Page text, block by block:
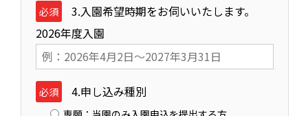
必須
3.入園希望時期をお伺いいたします。
2026年度入園
必須 4.申し込み種別